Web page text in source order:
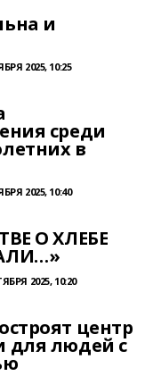
и
2025, 10:25
среди
в
2025, 10:40
О ХЛЕБЕ
2025, 10:20
центр
для людей с